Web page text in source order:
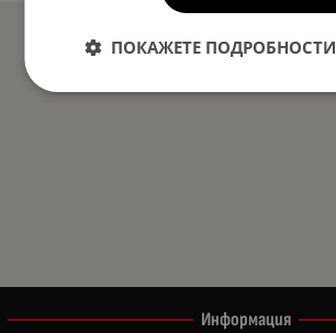
Информация
ПОКАЖЕТЕ ПОДРОБНОСТИ